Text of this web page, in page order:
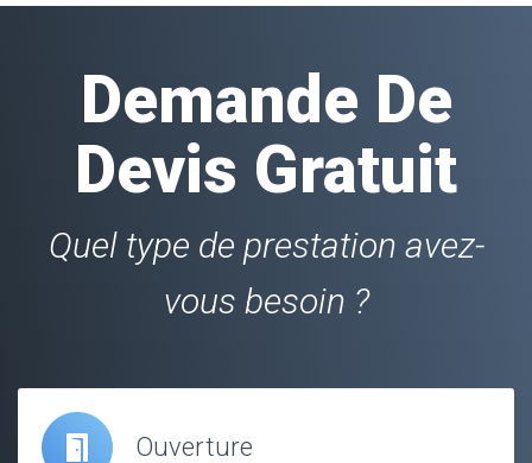
Demande De
Devis Gratuit
Quel type de prestation avez-
vous besoin ?
Ouverture